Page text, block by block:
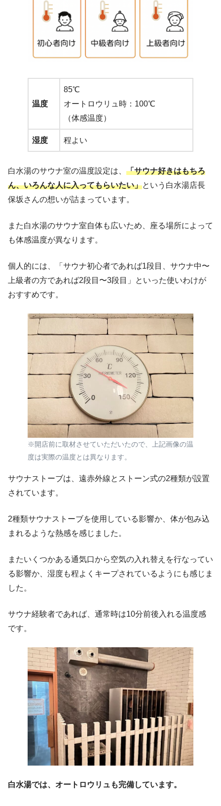
温度
85℃
オートロウリュ時：100℃
（体感温度）
湿度 程よい
白水湯のサウナ室の温度設定は、 「サウナ好きはもちろ
ん、いろんな人に入ってもらいたい」という白水湯店長
保坂さんの想いが詰まっています。
また白水湯のサウナ室自体も広いため、座る場所によって
も体感温度が異なります。
個人的には、「サウナ初心者であれば1段目、サウナ中〜
上級者の方であれば2段目〜3段目」といった使いわけが
おすすめです。
※開店前に取材させていただいたので、上記画像の温
度は実際の温度とは異なります。
サウナストーブは、遠赤外線とストーン式の2種類が設置
されています。
2種類サウナストーブを使用している影響か、体が包み込
まれるような熱感を感じました。
またいくつかある通気口から空気の入れ替えを行なってい
る影響か、湿度も程よくキープされているようにも感じま
した。
サウナ経験者であれば、通常時は10分前後入れる温度感
です。
白水湯では、オートロウリュも完備しています。